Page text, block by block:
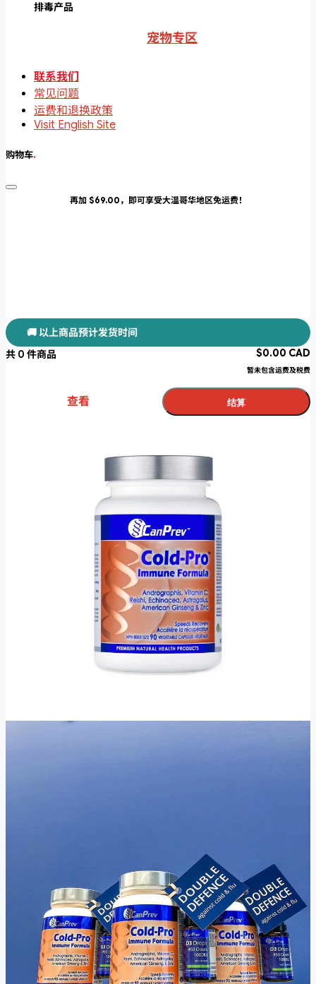
排毒产品
宠物专区
联系我们
常见问题
运费和退换政策
Visit English Site
购物车.
再加 $69.00，即可享受大温哥华地区免运费！
🚚 以上商品预计发货时间
共 0 件商品 $0.00 CAD
暂未包含运费及税费
查看 结算